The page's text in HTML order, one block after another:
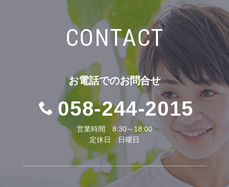
CONTACT
お電話でのお問合せ
058-244-2015
営業時間 8:30～18:00
定休日 日曜日